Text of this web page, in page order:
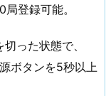
登録可能。
った状態で、
ボタンを5秒以上